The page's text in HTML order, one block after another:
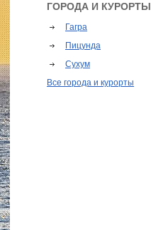
ГОРОДА И КУРОРТЫ
Гагра
Пицунда
Сухум
Все города и курорты